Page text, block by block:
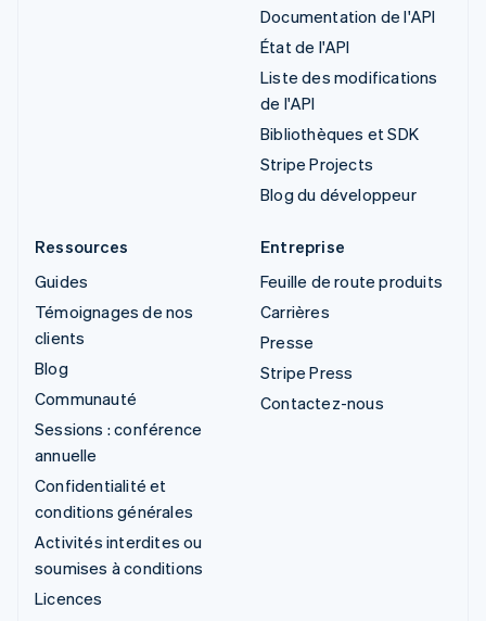
Documentation de l'API
État de l'API
Liste des modifications
de l'API
Bibliothèques et SDK
Stripe Projects
Blog du développeur
Ressources
Guides
Témoignages de nos
clients
Blog
Communauté
Sessions : conférence
annuelle
Confidentialité et
conditions générales
Activités interdites ou
soumises à conditions
Licences
Entreprise
Feuille de route produits
Carrières
Presse
Stripe Press
Contactez-nous